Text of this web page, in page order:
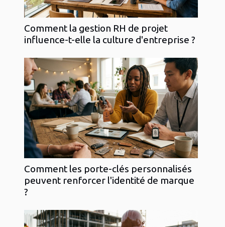
Comment la gestion RH de projet
influence-t-elle la culture d'entreprise ?
Comment les porte-clés personnalisés
peuvent renforcer l'identité de marque
?